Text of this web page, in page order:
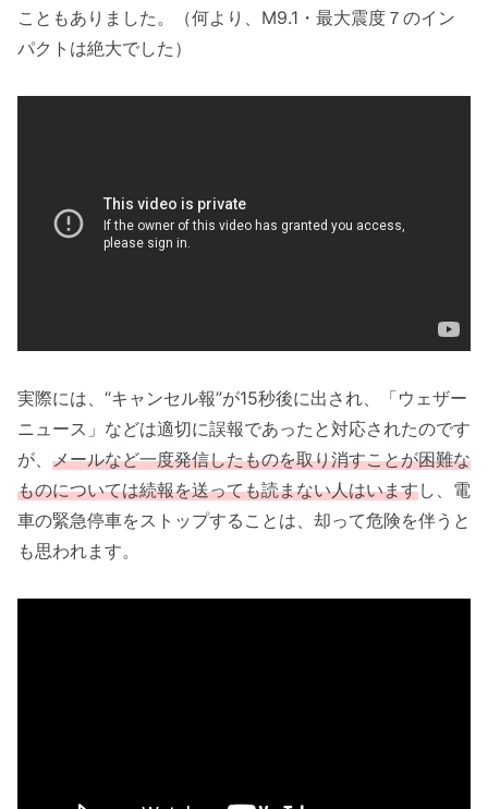
こともありました。（何より、M9.1・最大震度７のイン
パクトは絶大でした）
実際には、“キャンセル報”が15秒後に出され、「ウェザー
ニュース」などは適切に誤報であったと対応されたのです
が、 メールなど一度発信したものを取り消すことが困難な
ものについては続報を送っても読まない人はいますし、電
車の緊急停車をストップすることは、却って危険を伴うと
も思われます。